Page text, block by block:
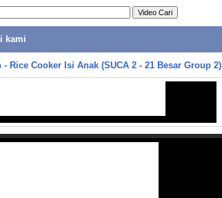
kami
- Rice Cooker Isi Anak (SUCA 2 - 21 Besar Group 2)